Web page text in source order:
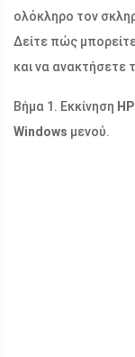
ολόκληρο τον
Δείτε πώς
και να ανακτήσετε
Βήμα 1. Εκκίνηση
Windows μενού.